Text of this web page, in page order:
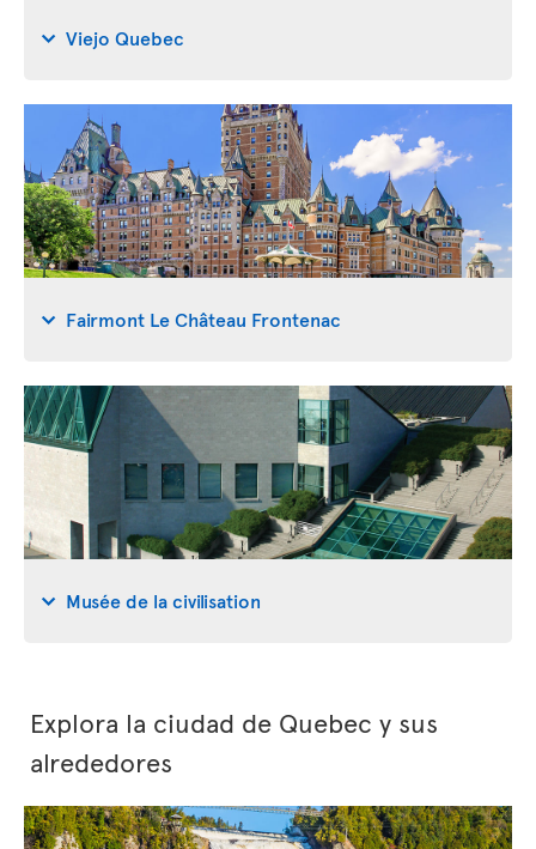
Viejo Quebec
Fairmont Le Château Frontenac
Musée de la civilisation
Explora la ciudad de Quebec y sus
alrededores